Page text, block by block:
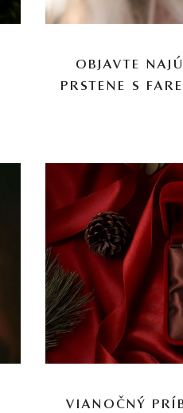
OBJAVTE
PRSTENE S
VIANOČNÝ